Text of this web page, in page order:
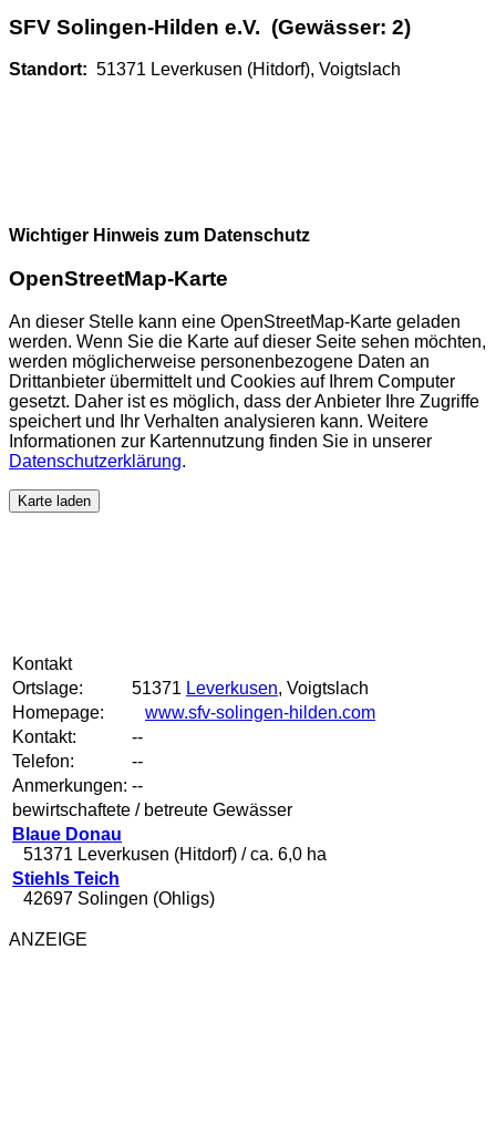
SFV Solingen-Hilden e.V. (Gewässer: 2)
Standort: 51371 Leverkusen (Hitdorf), Voigtslach
Wichtiger Hinweis zum Datenschutz
OpenStreetMap-Karte
An dieser Stelle kann eine OpenStreetMap-Karte geladen
werden. Wenn Sie die Karte auf dieser Seite sehen möchten,
werden möglicherweise personenbezogene Daten an
Drittanbieter übermittelt und Cookies auf Ihrem Computer
gesetzt. Daher ist es möglich, dass der Anbieter Ihre Zugriffe
speichert und Ihr Verhalten analysieren kann. Weitere
Informationen zur Kartennutzung finden Sie in unserer
Datenschutzerklärung.
Karte laden
Kontakt
Ortslage:
51371 Leverkusen, Voigtslach
Homepage:
www.sfv-solingen-hilden.com
Kontakt:
--
Telefon:
--
Anmerkungen: --
bewirtschaftete / betreute Gewässer
Blaue Donau
51371 Leverkusen (Hitdorf) / ca. 6,0 ha
Stiehls Teich
42697 Solingen (Ohligs)
ANZEIGE